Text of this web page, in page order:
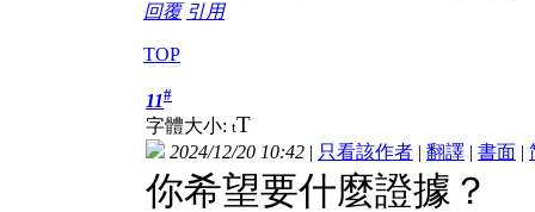
回覆 引用
TOP
11#
字體大小: tT
2024/12/20 10:42 | 只看該作者 | 翻譯 | 書面 |
你希望要什麼證據？